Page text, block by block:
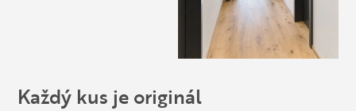
Každý kus je originál